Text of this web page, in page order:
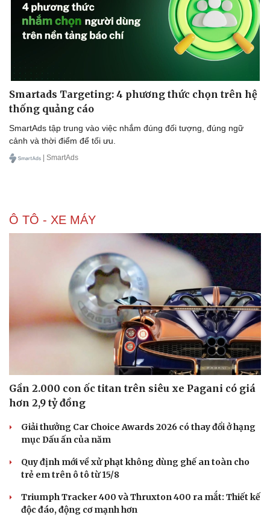
Sức khỏe
Sản phụ khoa
Nhi khoa
Nam khoa
Phòng mạch online
Ăn sạch sống khỏe
Đời sống
Nhà đẹp
Tình yêu - Gia đình
Smartads Targeting: 4 phương thức chọn trên hệ
thống quảng cáo
SmartAds tập trung vào việc nhắm đúng đối tượng, đúng ngữ
cảnh và thời điểm để tối ưu.
| SmartAds
Ô TÔ - XE MÁY
Gần 2.000 con ốc titan trên siêu xe Pagani có giá
hơn 2,9 tỷ đồng
Giải thưởng Car Choice Awards 2026 có thay đổi ở hạng
mục Dấu ấn của năm
Quy định mới về xử phạt không dùng ghế an toàn cho
trẻ em trên ô tô từ 15/8
Triumph Tracker 400 và Thruxton 400 ra mắt: Thiết kế
độc đáo, động cơ mạnh hơn